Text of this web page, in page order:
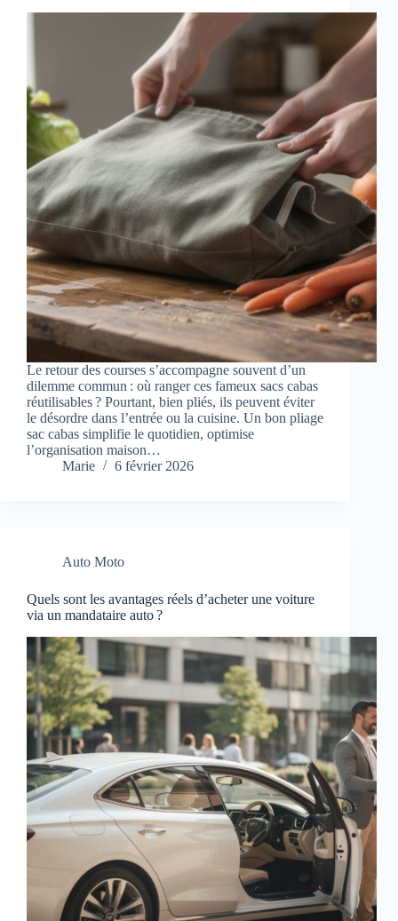
Le retour des courses s’accompagne souvent d’un
dilemme commun : où ranger ces fameux sacs cabas
réutilisables ? Pourtant, bien pliés, ils peuvent éviter
le désordre dans l’entrée ou la cuisine. Un bon pliage
sac cabas simplifie le quotidien, optimise
l’organisation maison…
Marie
6 février 2026
Auto Moto
Quels sont les avantages réels d’acheter une voiture
via un mandataire auto ?